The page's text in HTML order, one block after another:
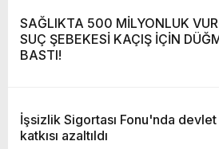
SAĞLIKTA 500 MİLYONLUK
SUÇ ŞEBEKESİ KAÇIŞ İÇİN
BASTI!
İşsizlik Sigortası Fonu'nda devlet
katkısı azaltıldı